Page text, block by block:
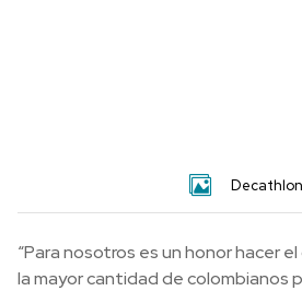
Decathlon
“Para nosotros es un honor hacer
la mayor cantidad de colombianos